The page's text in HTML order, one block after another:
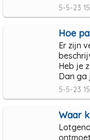
5-5-23
Hoe
Er zijn
Heb je
Dan ga
5-5-23
Waar